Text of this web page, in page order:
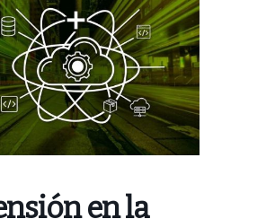
en la